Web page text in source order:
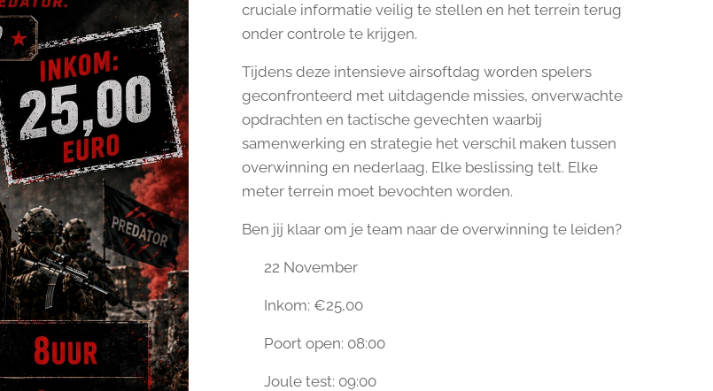
cruciale informatie veilig te stellen en het terrein terug
onder controle te krijgen.
Tijdens deze intensieve airsoftdag worden spelers
geconfronteerd met uitdagende missies, onverwachte
opdrachten en tactische gevechten waarbij
samenwerking en strategie het verschil maken tussen
overwinning en nederlaag. Elke beslissing telt. Elke
meter terrein moet bevochten worden.
Ben jij klaar om je team naar de overwinning te leiden?
📅 22 November
💶 Inkom: €25,00
🚪 Poort open: 08:00
🎯 Joule test: 09:00